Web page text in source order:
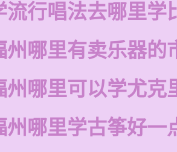
流行唱法去哪里学
州哪里有卖乐器的
州哪里可以学尤克
州哪里学古筝好一